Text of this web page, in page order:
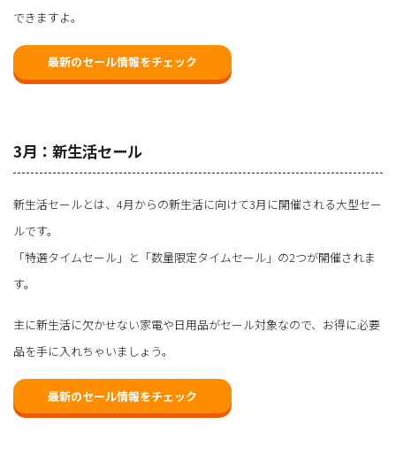
できますよ。
最新のセール情報をチェック
3月：新生活セール
新生活セールとは、4月からの新生活に向けて3月に開催される大型セー
ルです。
「特選タイムセール」と「数量限定タイムセール」の2つが開催されま
す。
主に新生活に欠かせない家電や日用品がセール対象なので、お得に必要
品を手に入れちゃいましょう。
最新のセール情報をチェック